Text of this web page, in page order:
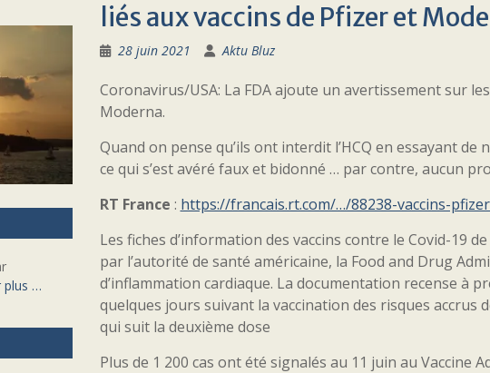
liés aux vaccins de Pfizer et
28 juin 2021 Aktu Bluz
Coronavirus/USA: La FDA ajoute un avertissement sur
Moderna.
Quand on pense qu’ils ont interdit l’HCQ en essayant
ce qui s’est avéré faux et bidonné … par contre, aucun
RT France : https://francais.rt.com/…/88238-vaccins-
Les fiches d’information des vaccins contre le Covid-19
par l’autorité de santé américaine, la Food and Drug
d’inflammation cardiaque. La documentation recense à
quelques jours suivant la vaccination des risques
qui suit la deuxième dose
Plus de 1 200 cas ont été signalés au 11 juin au Vaccine
plus …